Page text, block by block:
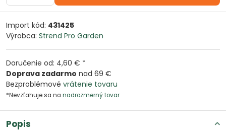
Import kód: 431425
Výrobca: Strend Pro Garden
Doručenie od: 4,60 € *
Doprava zadarmo nad 69 €
Bezproblémové vrátenie tovaru
*Nevzťahuje sa na nadrozmerný tovar
Popis